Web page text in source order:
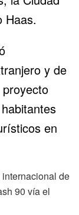
Haas.
y de
en